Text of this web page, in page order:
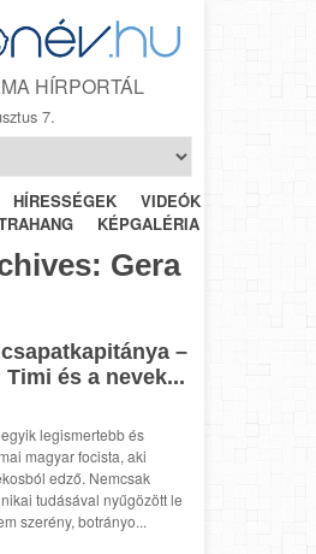
HÍRPORTÁL
7.
HÍRESSÉGEK VIDEÓK
HÉTRŐL-
KÉPGALÉRIA
Gera
–
Timi és a nevek...
legismertebb és
magyar focista, aki
edző. Nemcsak
tudásával nyűgözött le
szerény, botrányo...